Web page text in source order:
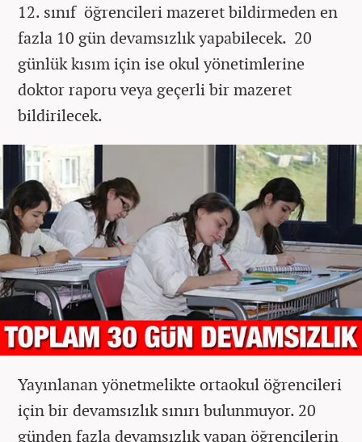
12. sınıf öğrencileri mazeret bildirmeden en
fazla 10 gün devamsızlık yapabilecek. 20
günlük kısım için ise okul yönetimlerine
doktor raporu veya geçerli bir mazeret
bildirilecek.
Yayınlanan yönetmelikte ortaokul öğrencileri
için bir devamsızlık sınırı bulunmuyor. 20
günden fazla devamsızlık yapan öğrencilerin